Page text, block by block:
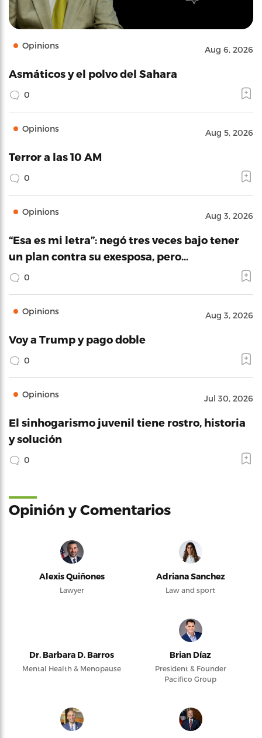
Opinions Aug 6, 2026
Asmáticos y el polvo del Sahara
0
Opinions Aug 5, 2026
Terror a las 10 AM
0
Opinions Aug 3, 2026
“Esa es mi letra”: negó tres veces bajo tener
un plan contra su exesposa, pero…
0
Opinions Aug 3, 2026
Voy a Trump y pago doble
0
Opinions Jul 30, 2026
El sinhogarismo juvenil tiene rostro, historia
y solución
0
Opinión y Comentarios
Alexis Quiñones
Lawyer
Adriana Sanchez
Law and sport
Dr. Barbara D. Barros
Mental Health & Menopause
Brian Díaz
President & Founder
Pacifico Group